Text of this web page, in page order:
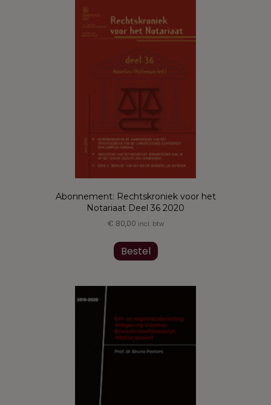
Abonnement: Rechtskroniek voor het
Notariaat Deel 36 2020
€ 80,00 incl. btw
Bestel product
variaties.
kan
gekozen
worden